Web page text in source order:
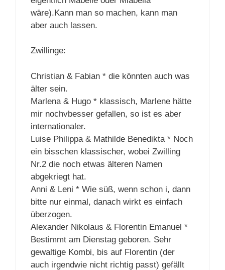
wäre).Kann man so machen, kann man
aber auch lassen.
Zwillinge:
Christian & Fabian * die könnten auch was
älter sein.
Marlena & Hugo * klassisch, Marlene hätte
mir nochvbesser gefallen, so ist es aber
internationaler.
Luise Philippa & Mathilde Benedikta * Noch
ein bisschen klassischer, wobei Zwilling
Nr.2 die noch etwas älteren Namen
abgekriegt hat.
Anni & Leni * Wie süß, wenn schon i, dann
bitte nur einmal, danach wirkt es einfach
überzogen.
Alexander Nikolaus & Florentin Emanuel *
Bestimmt am Dienstag geboren. Sehr
gewaltige Kombi, bis auf Florentin (der
auch irgendwie nicht richtig passt) gefällt